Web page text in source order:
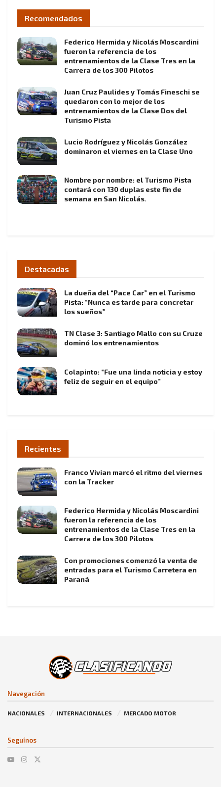
Recomendados
Federico Hermida y Nicolás Moscardini
fueron la referencia de los
entrenamientos de la Clase Tres en la
Carrera de los 300 Pilotos
Juan Cruz Paulides y Tomás Fineschi se
quedaron con lo mejor de los
entrenamientos de la Clase Dos del
Turismo Pista
Lucio Rodríguez y Nicolás González
dominaron el viernes en la Clase Uno
Nombre por nombre: el Turismo Pista
contará con 130 duplas este fin de
semana en San Nicolás.
Destacadas
La dueña del “Pace Car” en el Turismo
Pista: “Nunca es tarde para concretar
los sueños”
TN Clase 3: Santiago Mallo con su Cruze
dominó los entrenamientos
Colapinto: “Fue una linda noticia y estoy
feliz de seguir en el equipo”
Recientes
Franco Vivian marcó el ritmo del viernes
con la Tracker
Federico Hermida y Nicolás Moscardini
fueron la referencia de los
entrenamientos de la Clase Tres en la
Carrera de los 300 Pilotos
Con promociones comenzó la venta de
entradas para el Turismo Carretera en
Paraná
Navegación
NACIONALES INTERNACIONALES MERCADO MOTOR
Seguínos